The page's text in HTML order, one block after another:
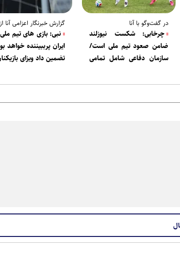
در گفت‌وگو با آنا
چرخابی: شکست نیوزلند
ضامن صعود تیم ملی است/
سازمان دفاعی شامل تمامی
گزارش خبرنگار اعزامی آنا
نبی: بازی های تیم
ایران پرببیننده خواهد
تضمین داد ویزای